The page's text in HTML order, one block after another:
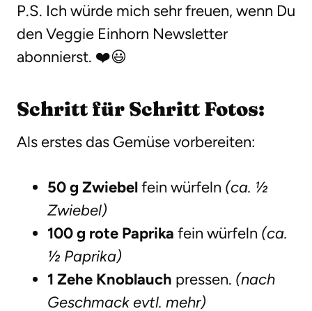
P.S. Ich würde mich sehr freuen, wenn Du
den Veggie Einhorn Newsletter
abonnierst. ❤️😃
Schritt für Schritt Fotos:
Als erstes das Gemüse vorbereiten:
50 g Zwiebelfein würfeln (ca. ½
Zwiebel)
100 g rote Paprika fein würfeln (ca.
½ Paprika)
1 Zehe Knoblauch pressen. (nach
Geschmack evtl. mehr)